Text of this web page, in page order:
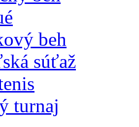
beh
súťaž
turnaj